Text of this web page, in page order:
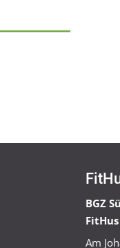
BGZ
FitHus
Am